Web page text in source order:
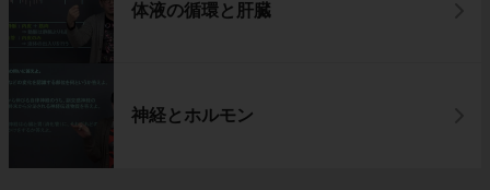
体液の循環と肝臓
神経とホルモン